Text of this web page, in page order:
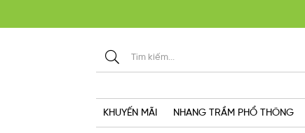
KHUYẾN MÃI NHANG TRẦM PHỔ THÔNG